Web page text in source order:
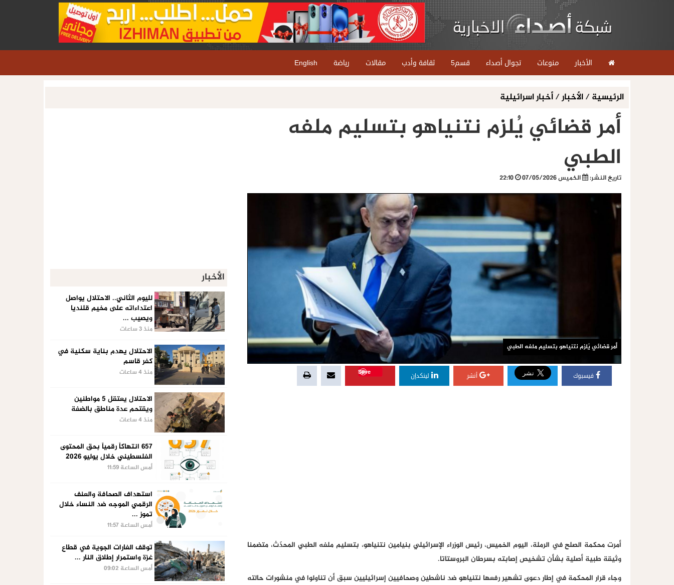
الأخبار منوعات تجوال أصداء قسم5 ثقافة وأدب مقالات رياضة English
الرئيسية/الأخبار/أخبار اسرائيلية
أمر قضائي يُلزم نتنياهو بتسليم ملفه
الطبي
تاريخ النشر: الخميس 07/05/2026
أمر قضائي يُلزم نتنياهو بتسليم ملفه الطبي
فيسبوك أنشر لينكدإن
Save
أمرت محكمة الصلح في الرملة، اليوم الخميس، رئيس الوزراء الإسرائيلي بنيامين نتنياهو، بتسليم ملفه الطبي المحدّث، متضمنا
وثيقة طبية أصلية بشأن تشخيص إصابته بسرطان البروستاتا.
وجاء قرار المحكمة في إطار دعوى تشهير رفعها نتنياهو ضد ناشطين وصحافيين إسرائيليين سبق أن تناولوا في منشورات حالته
الأخبار
لليوم الثاني.. الاحتلال يواصل
اعتداءاته على مخيم قلنديا
ويصيب ...
منذ 3 ساعات
الاحتلال يهدم بناية سكنية في
كفر قاسم
منذ 4 ساعات
الاحتلال يعتقل 5 مواطنين
ويقتحم عدة مناطق بالضفة
منذ 4 ساعات
657 انتهاكاً رقمياً بحق المحتوى
الفلسطيني خلال يوليو 2026
أمس الساعة 11:59
استهداف الصحافة والعنف
الرقمي الموجه ضد النساء خلال
تموز ...
أمس الساعة 11:57
توقف الغارات الجوية في قطاع
غزة واستمرار إطلاق النار ...
أمس الساعة 09:02